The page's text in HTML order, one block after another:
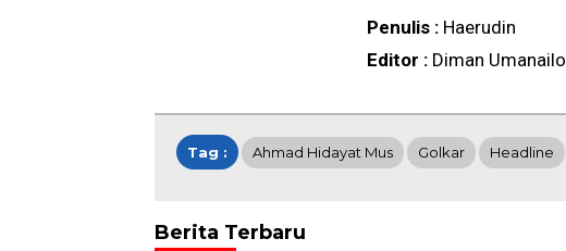
Penulis : Haerudin
Editor : Diman Umanailo
Tag : Ahmad Hidayat Mus Golkar Headline
Berita Terbaru